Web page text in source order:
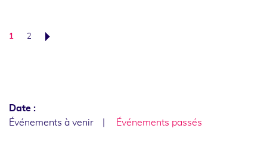
1 2
Date :
Événements à venir
Événements passés